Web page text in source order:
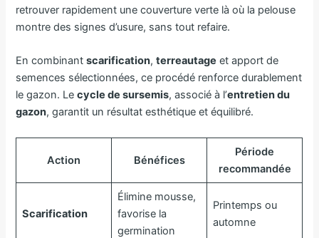
retrouver rapidement une couverture verte là où la pelouse
montre des signes d’usure, sans tout refaire.
En combinantscarification,terreautage et apport de
semences sélectionnées, ce procédé renforce durablement
le gazon. Lecycle de sursemis, associé à l’entretien du
gazon, garantit un résultat esthétique et équilibré.
Action Bénéfices
Période
recommandée
Scarification
Élimine mousse,
favorise la
germination
Printemps ou
automne